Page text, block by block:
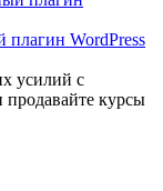
WordPress
усилий с
курсы